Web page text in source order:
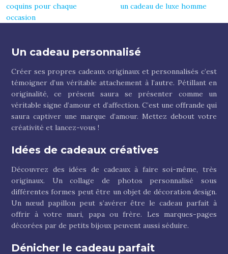
coquins pour chaque
occasion
un cadeau de luxe homme
Un cadeau personnalisé
Créer ses propres cadeaux originaux et personnalisés c’est
témoigner d’un véritable attachement à l’autre. Pétillant en
originalité, ce présent saura se présenter comme un
véritable signe d’amour et d’affection. C’est une offrande qui
saura captiver une marque d’amour. Mettez debout votre
créativité et lancez-vous !
Idées de cadeaux créatives
Découvrez des idées de cadeaux à faire soi-même, très
originaux. Un collage de photos personnalisé sous
différentes formes peut être un objet de décoration design.
Un nœud papillon peut s’avérer être le cadeau parfait à
offrir à votre mari, papa ou frère. Les marques-pages
décorées par de petits bijoux peuvent aussi séduire.
Dénicher le cadeau parfait